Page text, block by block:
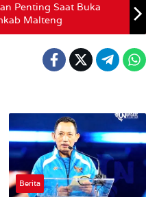
Penting Saat Buka
Malteng
Berita